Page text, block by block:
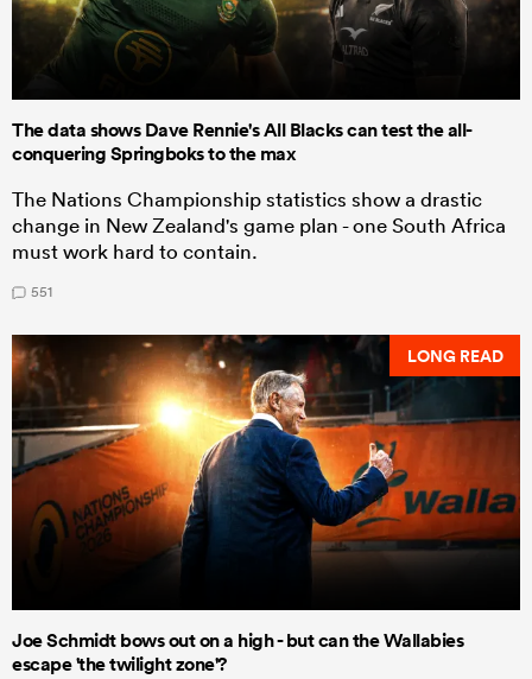
The data shows Dave Rennie's All Blacks can test the all-
conquering Springboks to the max
The Nations Championship statistics show a drastic
change in New Zealand's game plan - one South Africa
must work hard to contain.
551
LONG READ
Joe Schmidt bows out on a high - but can the Wallabies
escape 'the twilight zone'?